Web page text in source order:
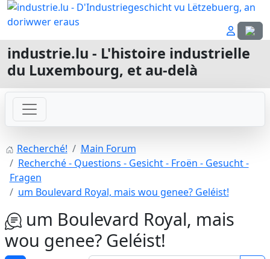
industrie.lu - L'histoire industrielle
du Luxembourg, et au-delà
Recherché!
Main Forum
Recherché - Questions - Gesicht - Froën - Gesucht -
Fragen
um Boulevard Royal, mais wou genee? Geléist!
um Boulevard Royal, mais
wou genee? Geléist!